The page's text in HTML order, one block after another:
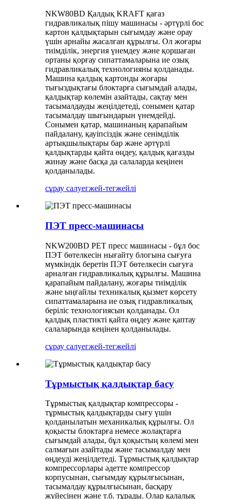
NKW80BD Қалдық KRAFT қағаз
гидравликалық пішу машинасы - әртүрлі бос
картон қалдықтарын сығымдау және орау
үшін арнайы жасалған құрылғы. Ол жоғары
тиімділік, энергия үнемдеу және қоршаған
ортаны қорғау сипаттамаларына ие озық
гидравликалық технологияны қолданады.
Машина қалдық картонды жоғары
тығыздықтағы блоктарға сығымдай алады,
қалдықтар көлемін азайтады, сақтау мен
тасымалдауды жеңілдетеді, сонымен қатар
тасымалдау шығындарын үнемдейді.
Сонымен қатар, машинаның қарапайым
пайдалану, қауіпсіздік және сенімділік
артықшылықтары бар және әртүрлі
қалдықтарды қайта өңдеу, қалдық қағазды
жинау және басқа да салаларда кеңінен
қолданылады.
сұрау салуегжей-тегжейлі
ПЭТ пресс-машинасы
NKW200BD PET пресс машинасы - бұл бос
ПЭТ бөтелкесін нығайту блогына сығуға
мүмкіндік беретін ПЭТ бөтелкесін сығуға
арналған гидравликалық құрылғы. Машина
қарапайым пайдалану, жоғары тиімділік
және ыңғайлы техникалық қызмет көрсету
сипаттамаларына ие озық гидравликалық
беріліс технологиясын қолданады. Ол
қалдық пластикті қайта өңдеу және қаптау
салаларында кеңінен қолданылады.
сұрау салуегжей-тегжейлі
Тұрмыстық қалдықтар басу
Тұрмыстық қалдықтар компрессоры -
тұрмыстық қалдықтарды сығу үшін
қолданылатын механикалық құрылғы. Ол
қоқысты блоктарға немесе жолақтарға
сығымдай алады, бұл қоқыстың көлемі мен
салмағын азайтады және тасымалдау мен
өңдеуді жеңілдетеді. Тұрмыстық қалдықтар
компрессорлары әдетте компрессор
корпусынан, сығымдау құрылғысынан,
тасымалдау құрылғысынан, басқару
жүйесінен және т.б. тұрады. Олар қалалық